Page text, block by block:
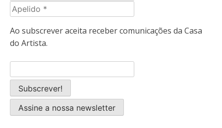
Apelido
Ao subscrever aceita receber comunicações da Casa
do Artista.
Assine a nossa newsletter